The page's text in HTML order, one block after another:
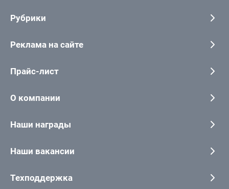
Рубрики
Реклама на сайте
Прайс-лист
О компании
Наши награды
Наши вакансии
Техподдержка